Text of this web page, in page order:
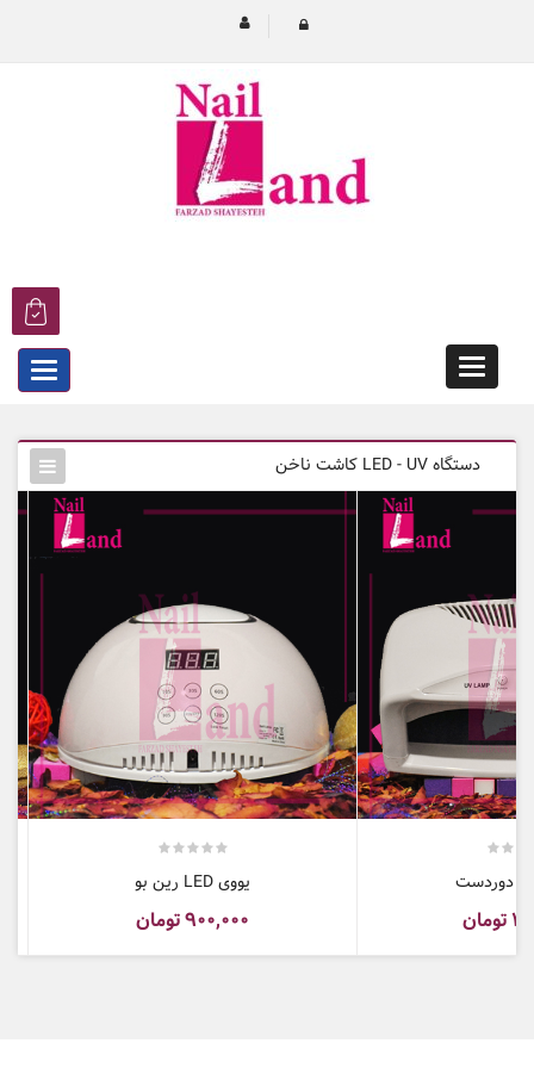
Categories
دستگاه LED - UV کاشت ناخن
دستگاه LED - UV کاشت
دوردست
تومان
یووی LED رین بو
۹۰۰,۰۰۰تومان